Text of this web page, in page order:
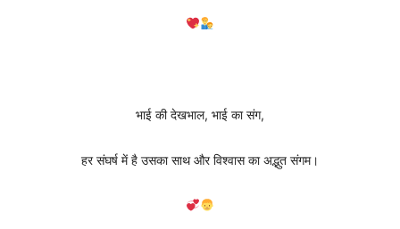
भाई की देखभाल, भाई का संग,
हर संघर्ष में है उसका साथ और विश्वास का अद्भुत संगम।